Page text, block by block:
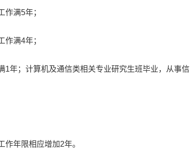
满5年；
满4年；
年；计算机及通信类相关专业研究生班毕业，从事信
年限相应增加2年。